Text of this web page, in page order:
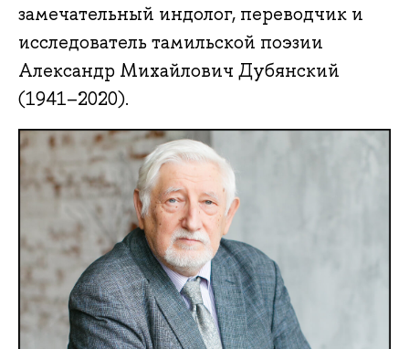
замечательный индолог, переводчик и
исследователь тамильской поэзии
Александр Михайлович Дубянский
(1941–2020).